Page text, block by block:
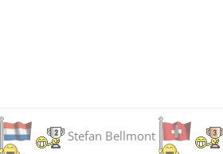
Stefan Bellmont